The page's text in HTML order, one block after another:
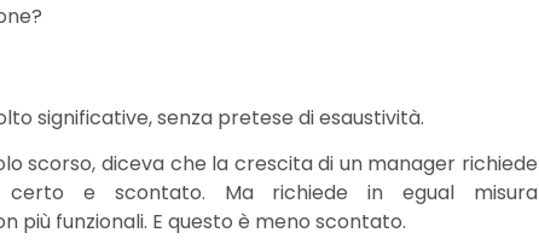
significative, senza pretese di esaustività.
scorso, diceva che la crescita di un manager richiede
certo e scontato. Ma richiede in egual misura
più funzionali. E questo è meno scontato.